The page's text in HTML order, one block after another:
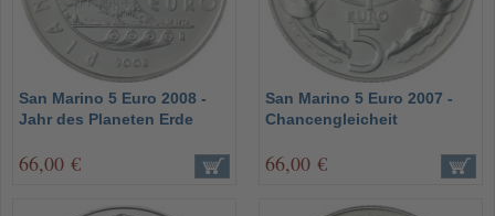
San Marino 5 Euro 2008 -
Jahr des Planeten Erde
66,00 €
San Marino 5 Euro 2007 -
Chancengleicheit
66,00 €